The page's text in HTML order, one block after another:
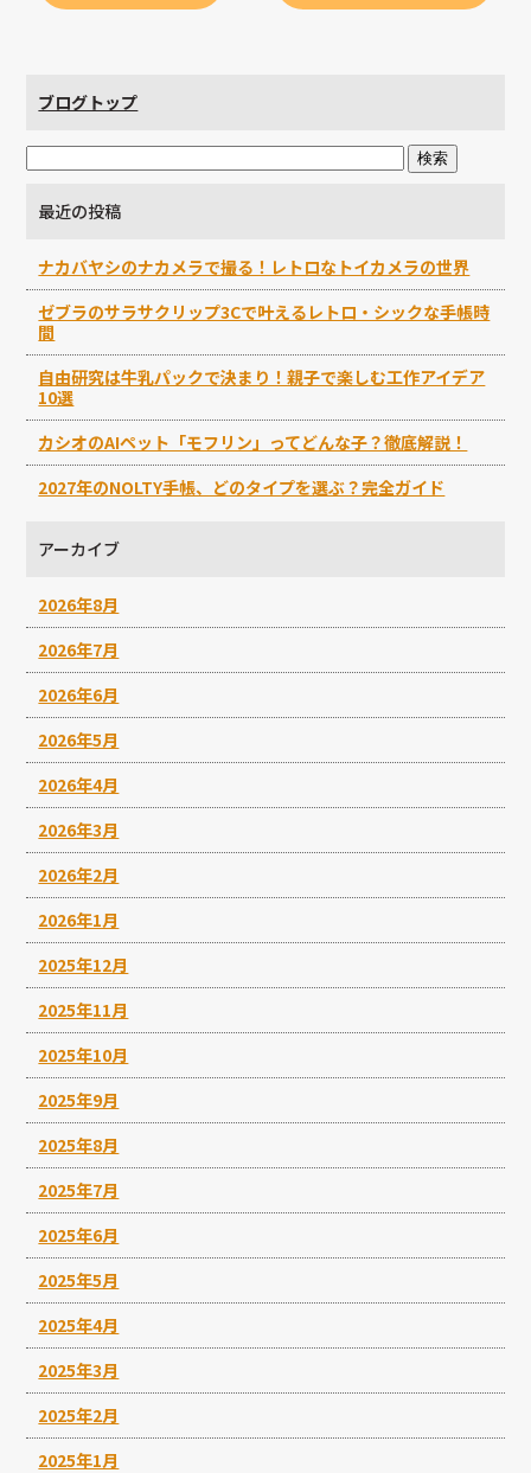
ブログトップ
最近の投稿
ナカバヤシのナカメラで撮る！レトロなトイカメラの世界
ゼブラのサラサクリップ3Cで叶えるレトロ・シックな手帳時
間
自由研究は牛乳パックで決まり！親子で楽しむ工作アイデア
10選
カシオのAIペット「モフリン」ってどんな子？徹底解説！
2027年のNOLTY手帳、どのタイプを選ぶ？完全ガイド
アーカイブ
2026年8月
2026年7月
2026年6月
2026年5月
2026年4月
2026年3月
2026年2月
2026年1月
2025年12月
2025年11月
2025年10月
2025年9月
2025年8月
2025年7月
2025年6月
2025年5月
2025年4月
2025年3月
2025年2月
2025年1月